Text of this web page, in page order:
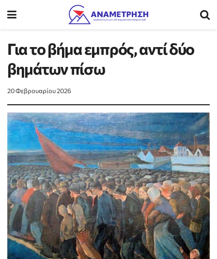
Για το βήμα εμπρός, αντί δύο
βημάτων πίσω
20 Φεβρουαρίου 2026